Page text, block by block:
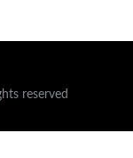
reserved